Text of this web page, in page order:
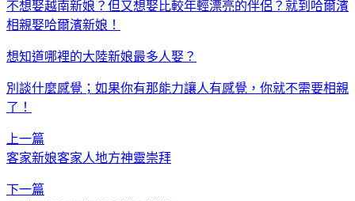
不想娶越南新娘？但又想娶比較年輕漂亮的伴侶？就到哈爾濱
相親娶哈爾濱新娘！
想知道哪裡的大陸新娘最多人娶？
別談什麼感覺；如果你有那能力讓人有感覺，你就不需要相親
了！
上一篇
客家新娘客家人地方神靈崇拜
下一篇